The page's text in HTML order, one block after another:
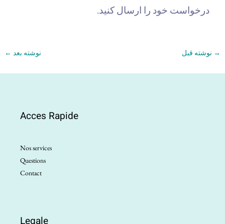
درخواست خود را ارسال کنید.
→ نوشته قبل نوشته بعد ←
Acces Rapide
Nos services
Questions
Contact